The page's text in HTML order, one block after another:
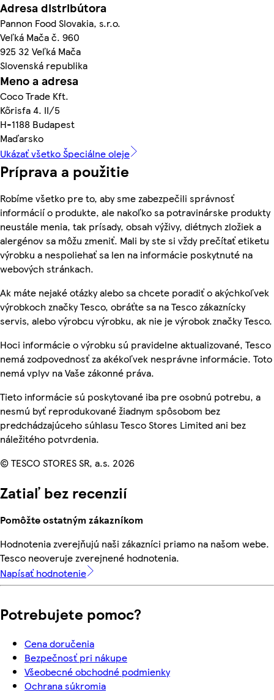
Adresa distribútora
Pannon Food Slovakia, s.r.o.
Veľká Mača č. 960
925 32 Veľká Mača
Slovenská republika
Meno a adresa
Coco Trade Kft.
Kőrisfa 4. II/5
H-1188 Budapest
Maďarsko
Ukázať všetko Špeciálne oleje
Príprava a použitie
Robíme všetko pre to, aby sme zabezpečili správnosť
informácií o produkte, ale nakoľko sa potravinárske produkty
neustále menia, tak prísady, obsah výživy, diétnych zložiek a
alergénov sa môžu zmeniť. Mali by ste si vždy prečítať etiketu
výrobku a nespoliehať sa len na informácie poskytnuté na
webových stránkach.
Ak máte nejaké otázky alebo sa chcete poradiť o akýchkoľvek
výrobkoch značky Tesco, obráťte sa na Tesco zákaznícky
servis, alebo výrobcu výrobku, ak nie je výrobok značky Tesco.
Hoci informácie o výrobku sú pravidelne aktualizované, Tesco
nemá zodpovednosť za akékoľvek nesprávne informácie. Toto
nemá vplyv na Vaše zákonné práva.
Tieto informácie sú poskytované iba pre osobnú potrebu, a
nesmú byť reprodukované žiadnym spôsobom bez
predchádzajúceho súhlasu Tesco Stores Limited ani bez
náležitého potvrdenia.
© TESCO STORES SR, a.s. 2026
Zatiaľ bez recenzií
Pomôžte ostatným zákazníkom
Hodnotenia zverejňujú naši zákazníci priamo na našom webe.
Tesco neoveruje zverejnené hodnotenia.
Napísať hodnotenie
Potrebujete pomoc?
Cena doručenia
Bezpečnosť pri nákupe
Všeobecné obchodné podmienky
Ochrana súkromia